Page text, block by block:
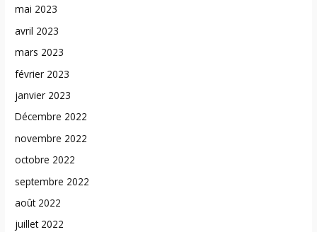
mai 2023
avril 2023
mars 2023
février 2023
janvier 2023
Décembre 2022
novembre 2022
octobre 2022
septembre 2022
août 2022
juillet 2022